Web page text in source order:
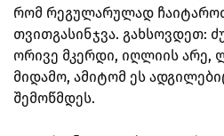
რომ რეგულარულად
თვითგასინჯვა. გახსოვდეთ:
ორივე მკერდი, იღლიის არე,
მიდამო, ამიტომ ეს
შემოწმდეს.